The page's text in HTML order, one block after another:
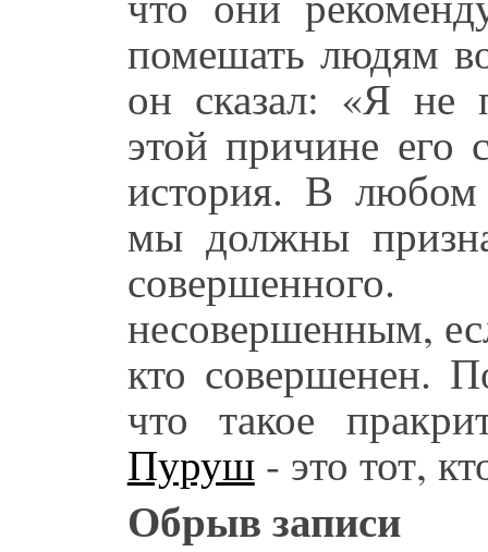
помешать людям
он сказал: «Я не
этой причине его
история. В любом
мы должны
несовершенным,
кто совершенен.
что такое
Пуруш- это тот,
Обрыв записи